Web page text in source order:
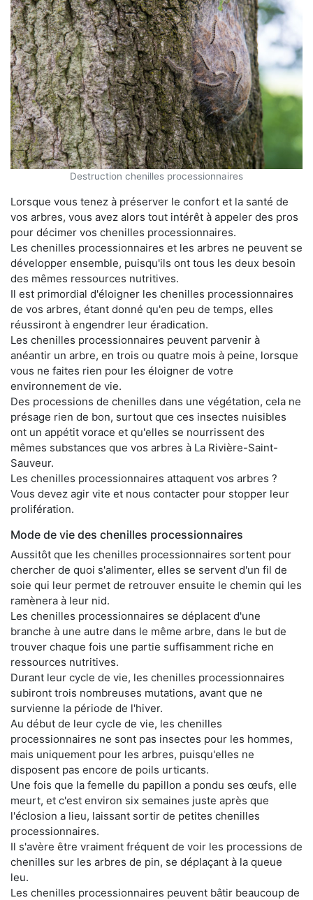
Destruction chenilles processionnaires
Lorsque vous tenez à préserver le confort et la santé de
vos arbres, vous avez alors tout intérêt à appeler des pros
pour décimer vos chenilles processionnaires.
Les chenilles processionnaires et les arbres ne peuvent se
développer ensemble, puisqu'ils ont tous les deux besoin
des mêmes ressources nutritives.
Il est primordial d'éloigner les chenilles processionnaires
de vos arbres, étant donné qu'en peu de temps, elles
réussiront à engendrer leur éradication.
Les chenilles processionnaires peuvent parvenir à
anéantir un arbre, en trois ou quatre mois à peine, lorsque
vous ne faites rien pour les éloigner de votre
environnement de vie.
Des processions de chenilles dans une végétation, cela ne
présage rien de bon, surtout que ces insectes nuisibles
ont un appétit vorace et qu'elles se nourrissent des
mêmes substances que vos arbres à La Rivière-Saint-
Sauveur.
Les chenilles processionnaires attaquent vos arbres ?
Vous devez agir vite et nous contacter pour stopper leur
prolifération.
Mode de vie des chenilles processionnaires
Aussitôt que les chenilles processionnaires sortent pour
chercher de quoi s'alimenter, elles se servent d'un fil de
soie qui leur permet de retrouver ensuite le chemin qui les
ramènera à leur nid.
Les chenilles processionnaires se déplacent d'une
branche à une autre dans le même arbre, dans le but de
trouver chaque fois une partie suffisamment riche en
ressources nutritives.
Durant leur cycle de vie, les chenilles processionnaires
subiront trois nombreuses mutations, avant que ne
survienne la période de l'hiver.
Au début de leur cycle de vie, les chenilles
processionnaires ne sont pas insectes pour les hommes,
mais uniquement pour les arbres, puisqu'elles ne
disposent pas encore de poils urticants.
Une fois que la femelle du papillon a pondu ses œufs, elle
meurt, et c'est environ six semaines juste après que
l'éclosion a lieu, laissant sortir de petites chenilles
processionnaires.
Il s'avère être vraiment fréquent de voir les processions de
chenilles sur les arbres de pin, se déplaçant à la queue
leu.
Les chenilles processionnaires peuvent bâtir beaucoup de